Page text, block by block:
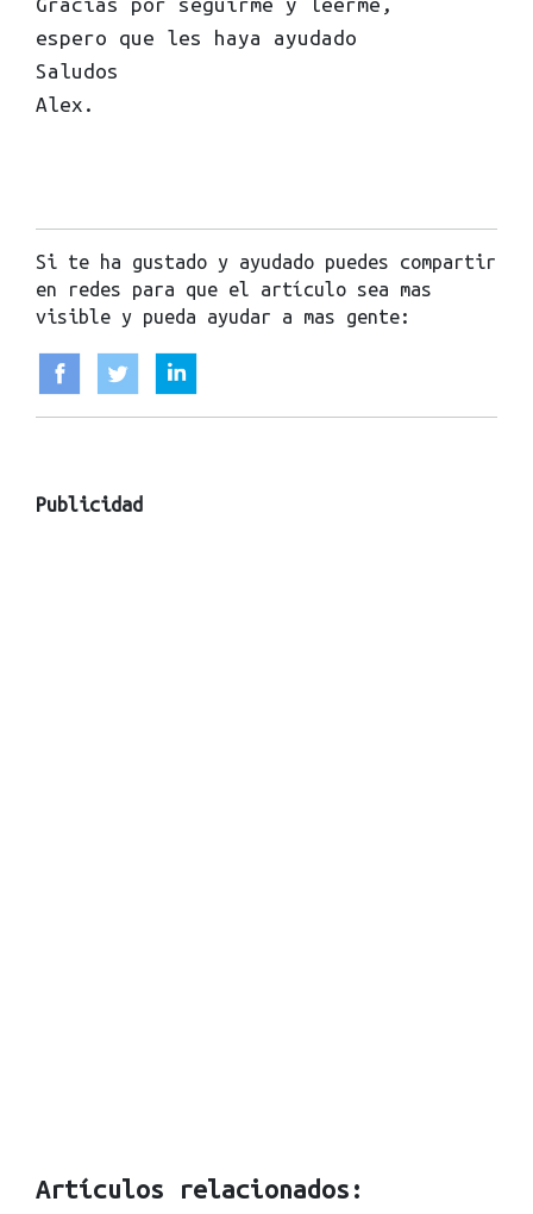
espero que les haya ayudado
Saludos
Alex.
Si te ha gustado y ayudado puedes compartir
en redes para que el artículo sea mas
visible y pueda ayudar a mas gente:
Publicidad
Artículos relacionados: